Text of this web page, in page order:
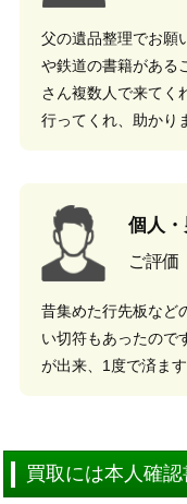
父の遺品整理でお願
や鉄道の書籍がある
さん複数人で来てく
行ってくれ、助かり
個人
ご評価
昔集めた行先板など
い切符もあったので
が出来、1度で済ま
買取には本人確認